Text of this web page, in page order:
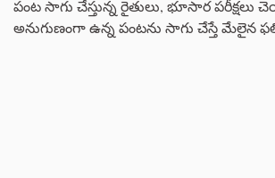
పంట సాగు చేస్తున్న రైతులు, భూసార పరీక్షలు
అనుగుణంగా ఉన్న పంటను సాగు చేస్తే మేలైన